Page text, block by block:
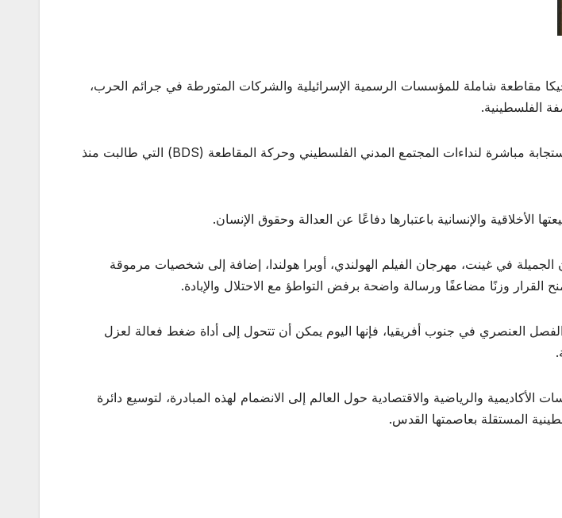
و878 فنانًا ومبدعًا في هولندا وبلجيكا مقاطعة شاملة للمؤسسات الرسمية الإسرائيلية والشركات المتورطة في جرائم الحرب،
الفلسطينية.
هذه المبادرة تمثل صحوة ضمير عالمية ترفض الصمت أمام الجرائم ضد الإنسانية، واستجابة مباشرة لنداءات المجتمع المدني الفلسطيني وحركة المقاطعة (BDS) التي طالبت منذ
والإنسانية باعتبارها دفاعًا عن العدالة وحقوق الإنسان.
في غينت، مهرجان الفيلم الهولندي، أوبرا هولندا، إضافة إلى شخصيات مرموقة
القرار وزنًا مضاعفًا ورسالة واضحة برفض التواطؤ مع الاحتلال والإبادة.
العنصري في جنوب أفريقيا، فإنها اليوم يمكن أن تتحول إلى أداة ضغط فعالة لعزل
والرياضية والاقتصادية حول العالم إلى الانضمام لهذه المبادرة، لتوسيع دائرة
المستقلة بعاصمتها القدس.